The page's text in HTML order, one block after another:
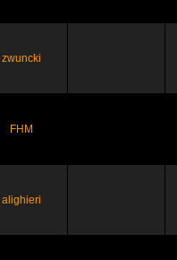
zwuncki
FHM
alighieri